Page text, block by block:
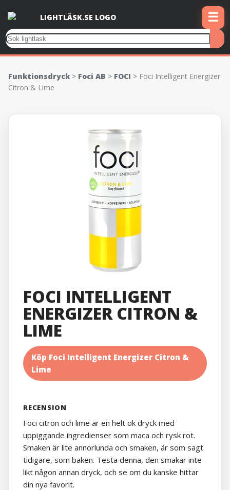
☰
Funktionsdryck > Foci AB > FOCI > Foci Intelligent Energizer
Citron & Lime
FOCI INTELLIGENT
ENERGIZER CITRON &
LIME
Köp Foci Intelligent Energizer Citron &
Lime
RECENSION
Foci citron och lime är en helt ok dryck med
uppiggande ingredienser som maca och rysk rot.
Smaken är lite annorlunda och smaken, är som sagt
tidigare, som baken. Testa denna, den smakar inte
likt någon annan dryck, och se om du kanske hittar
din nya favorit.